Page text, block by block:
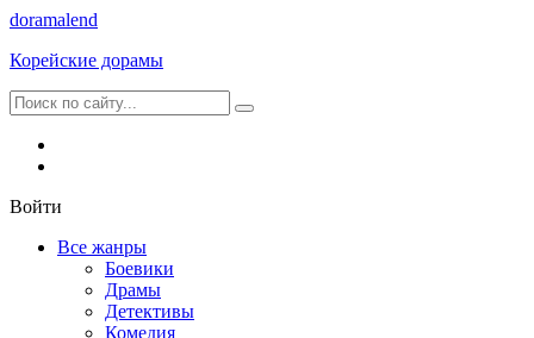
doramalend
Корейские дорамы
Войти
Все жанры
Боевики
Драмы
Детективы
Комедия